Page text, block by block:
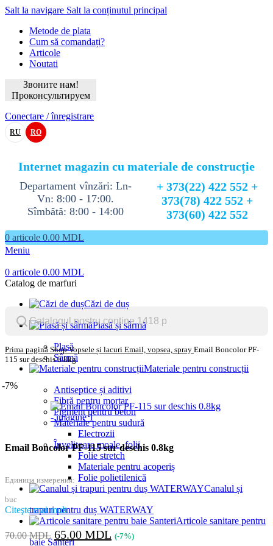
Salt la navigare Salt la conținutul principal
Metode de plata
Cum să comandați?
Articole
Noutati
Звоните нам!
Проконсультируем
Conectare / înregistrare
RU RO
Internet magazin cu materiale de construcție
Departament vînzări: Ln-
Vn: 8:00 - 17:00.
Sîmbătă: 8:00 - 14:00
+ 373(22) 422 552 +
373(78) 422 552 +
373(60) 422 552
0 articole 0.00 MDL
Meniu
0 articole 0.00 MDL
Catalog de marfuri
Căzi de duș
Plasă și sârmă
Plasă
Sârmă
Materiale pentru construcții
Antiseptice și aditivi
Fibră pentru mortar
Pigment pentru beton
Materiale pentru sudură
Electrozii
Învelitoare moale, folii
Folie stretch
Materiale pentru acoperiș
Folie polietilenică
Canalul și
trapuri pentru duș WATERWAY
Articole sanitare pentru
baie Santeri
Prima pagină ShopVopsele și lacuri Email, vopsea, spray Email Boncolor PF-
115 sur deschis 0.8kg
-7%
Email Boncolor PF-115 sur deschis 0.8kg
Единица измерения:
buc
Citeşte mai mult
70.00MDL Prețul
65.00 MDL Prețul
(-7%)